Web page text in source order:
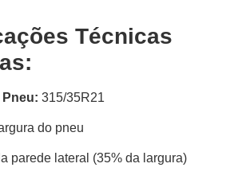
Técnicas
Pneu: 315/35R21
do pneu
parede lateral (35% da largura)